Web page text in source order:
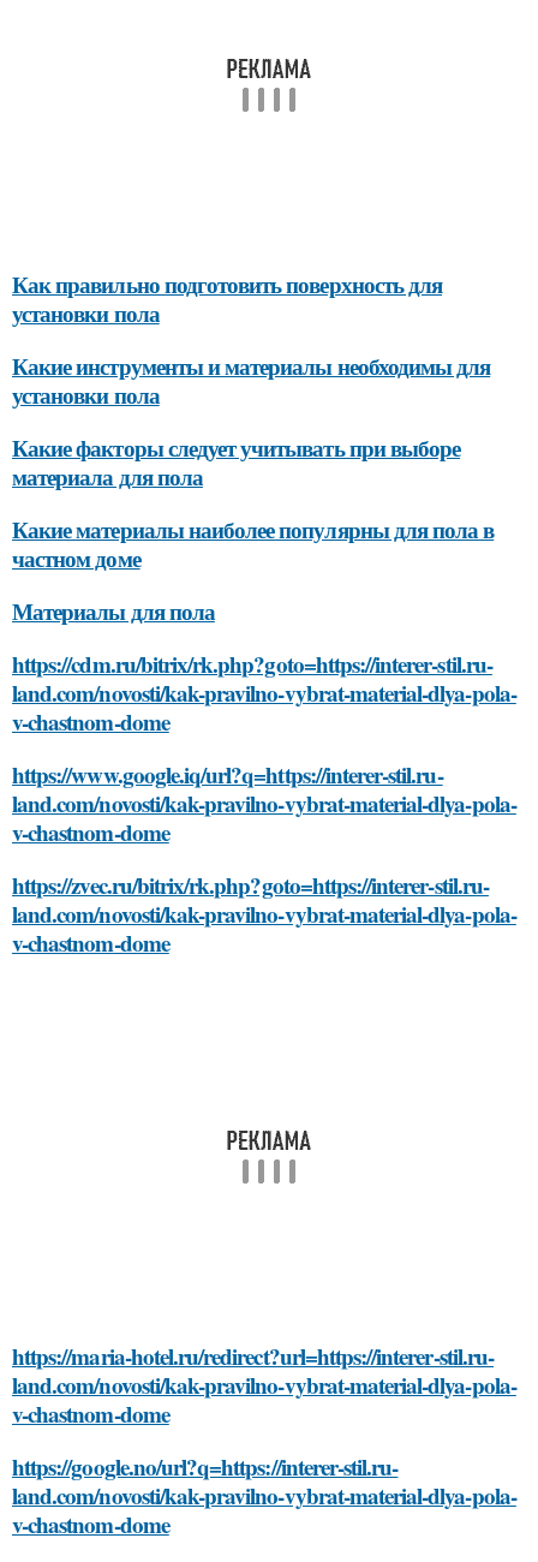
Как правильно подготовить поверхность для
установки пола
Какие инструменты и материалы необходимы для
установки пола
Какие факторы следует учитывать при выборе
материала для пола
Какие материалы наиболее популярны для пола в
частном доме
Материалы для пола
https://cdm.ru/bitrix/rk.php?goto=https://interer-stil.ru-
land.com/novosti/kak-pravilno-vybrat-material-dlya-pola-
v-chastnom-dome
https://www.google.iq/url?q=https://interer-stil.ru-
land.com/novosti/kak-pravilno-vybrat-material-dlya-pola-
v-chastnom-dome
https://zvec.ru/bitrix/rk.php?goto=https://interer-stil.ru-
land.com/novosti/kak-pravilno-vybrat-material-dlya-pola-
v-chastnom-dome
https://maria-hotel.ru/redirect?url=https://interer-stil.ru-
land.com/novosti/kak-pravilno-vybrat-material-dlya-pola-
v-chastnom-dome
https://google.no/url?q=https://interer-stil.ru-
land.com/novosti/kak-pravilno-vybrat-material-dlya-pola-
v-chastnom-dome